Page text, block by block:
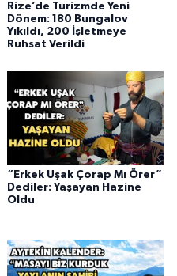
Rize’de Turizmde Yeni
Dönem: 180 Bungalov
Yıkıldı, 200 İşletmeye
Ruhsat Verildi
“Erkek Uşak Çorap Mı Örer”
Dediler: Yaşayan Hazine
Oldu